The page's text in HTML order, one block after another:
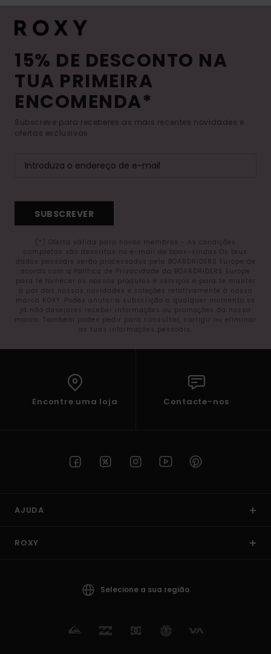
15% DE DESCONTO NA
TUA PRIMEIRA
ENCOMENDA*
Subscreve para receberes as mais recentes novidades e
ofertas exclusivas.
SUBSCREVER
(*) Oferta válida para novos membros - As condições
completas são descritas no e-mail de boas-vindas Os teus
dados pessoais serão processados pela BOARDRIDERS Europe de
acordo com a Política de Privacidade da BOARDRIDERS Europe
para te fornecer os nossos produtos e serviços e para te manter
a par das nossas novidades e coleções relativamente à nossa
marca ROXY. Podes anular a subscrição a qualquer momento se
já não desejares receber informações ou promoções da nossa
marca. Também podes pedir para consultar, corrigir ou eliminar
as tuas informações pessoais.
Encontre uma loja Contacte-nos
AJUDA
ROXY
Selecione a sua região